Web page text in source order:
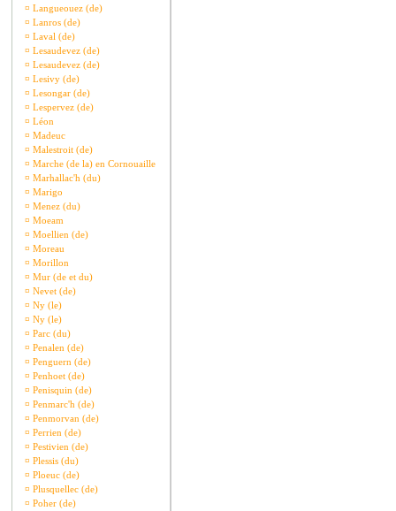
¤ Langueouez (de)
¤ Lanros (de)
¤ Laval (de)
¤ Lesaudevez (de)
¤ Lesaudevez (de)
¤ Lesivy (de)
¤ Lesongar (de)
¤ Lespervez (de)
¤ Léon
¤ Madeuc
¤ Malestroit (de)
¤ Marche (de la) en Cornouaille
¤ Marhallac'h (du)
¤ Marigo
¤ Menez (du)
¤ Moeam
¤ Moellien (de)
¤ Moreau
¤ Morillon
¤ Mur (de et du)
¤ Nevet (de)
¤ Ny (le)
¤ Ny (le)
¤ Parc (du)
¤ Penalen (de)
¤ Penguern (de)
¤ Penhoet (de)
¤ Penisquin (de)
¤ Penmarc'h (de)
¤ Penmorvan (de)
¤ Perrien (de)
¤ Pestivien (de)
¤ Plessis (du)
¤ Ploeuc (de)
¤ Plusquellec (de)
¤ Poher (de)